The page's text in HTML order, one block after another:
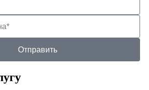
Отправить